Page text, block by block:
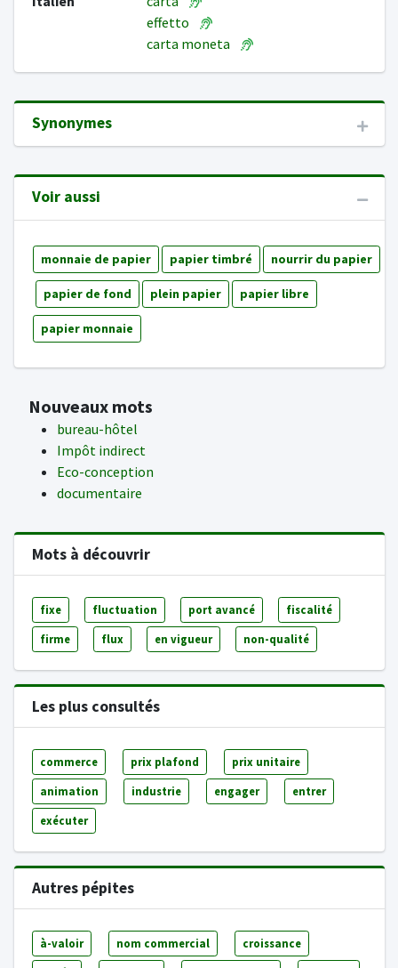
effetto
carta moneta
Synonymes
Voir aussi
monnaie de papier papier timbré nourrir du papier
papier de fond plein papier papier libre
papier monnaie
Nouveaux mots
bureau-hôtel
Impôt indirect
Eco-conception
documentaire
Mots à découvrir
fixe fluctuation port avancé fiscalité
firme flux en vigueur non-qualité
Les plus consultés
commerce prix plafond prix unitaire
animation industrie engager entrer
exécuter
Autres pépites
à-valoir nom commercial croissance